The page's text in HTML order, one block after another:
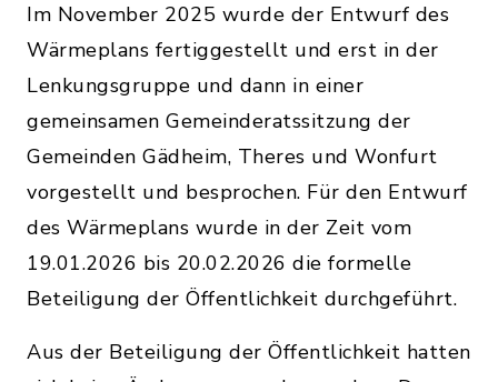
Im November 2025 wurde der Entwurf des
Wärmeplans fertiggestellt und erst in der
Lenkungsgruppe und dann in einer
gemeinsamen Gemeinderatssitzung der
Gemeinden Gädheim, Theres und Wonfurt
vorgestellt und besprochen. Für den Entwurf
des Wärmeplans wurde in der Zeit vom
19.01.2026 bis 20.02.2026 die formelle
Beteiligung der Öffentlichkeit durchgeführt.
Aus der Beteiligung der Öffentlichkeit hatten